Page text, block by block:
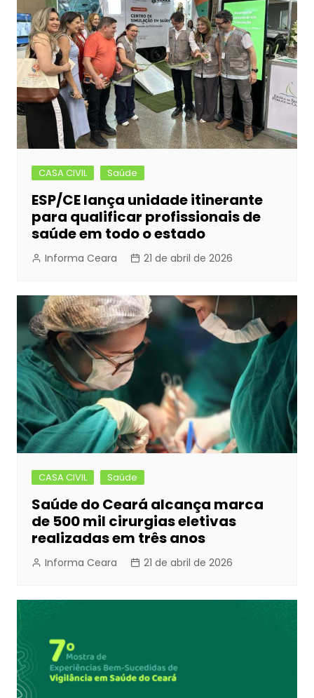
CASA CIVIL Saúde
ESP/CE lança unidade itinerante
para qualificar profissionais de
saúde em todo o estado
Informa Ceara 21 de abril de 2026
CASA CIVIL Saúde
Saúde do Ceará alcança marca
de 500 mil cirurgias eletivas
realizadas em três anos
Informa Ceara 21 de abril de 2026